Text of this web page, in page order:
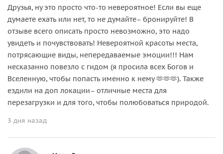
Друзья, ну это просто что-то невероятное! Если вы еще
думаете ехать или нет, то не думайте– бронируйте! В
отзыве всего описать просто невозможно, это надо
увидеть и почувствовать! Невероятной красоты места,
потрясающие виды, непередаваемые эмоции!!! Нам
несказанно повезло с гидом (я просила всех Богов и
Вселенную, чтобы попасть именно к нему 🫶🫶🫶). Также
ездили на доп локации– отличные места для
перезагрузки и для того, чтобы полюбоваться природой.
3 дня назад